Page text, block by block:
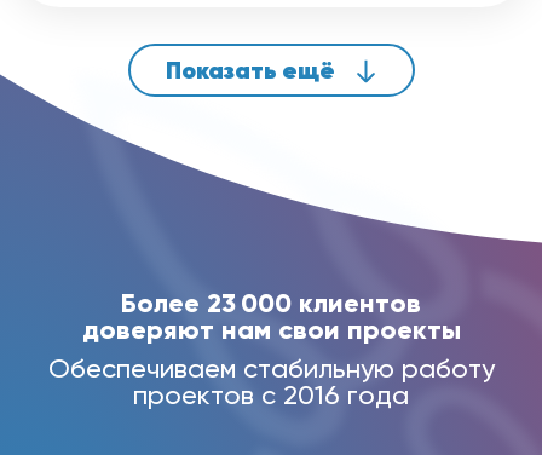
Показать ещё
Более 23 000 клиентов
доверяют нам свои проекты
Обеспечиваем стабильную работу
проектов с 2016 года